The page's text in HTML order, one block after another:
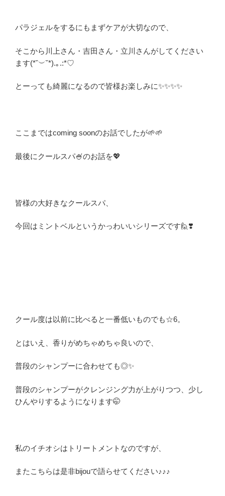
パラジェルをするにもまずケアが大切なので、
そこから川上さん・吉田さん・立川さんがしてください
ます(*˘︶˘*).｡.:*♡
とーっても綺麗になるので皆様お楽しみに✨✨✨✨
ここまではcoming soonのお話でしたが🌱🌱
最後にクールスパ🍧のお話を💖
皆様の大好きなクールスパ、
今回はミントベルというかっわいいシリーズです🙋❣️
クール度は以前に比べると一番低いものでも☆6。
とはいえ、香りがめちゃめちゃ良いので、
普段のシャンプーに合わせても◎✨
普段のシャンプーがクレンジング力が上がりつつ、少し
ひんやりするようになります🤭
私のイチオシはトリートメントなのですが、
またこちらは是非bijouで語らせてください♪♪♪